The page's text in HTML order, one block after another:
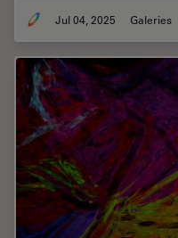
Jul 04, 2025 Galeries